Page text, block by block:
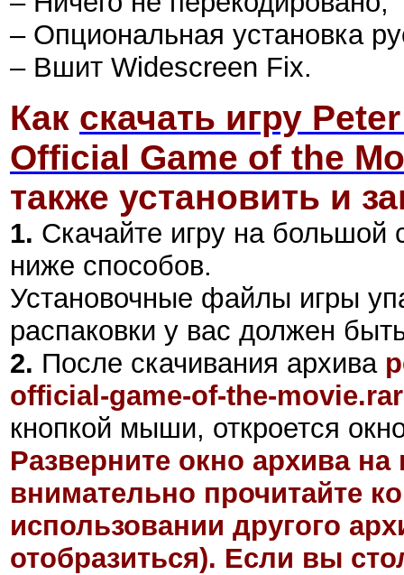
– Опциональная установка
–Вшит Widescreen Fix.
Как скачать игру
Official Game of the
также установить и
1. Скачайте игру на большой
ниже способов.
Установочные файлы игры
распаковки у вас должен
2. После скачивания архива
official-game-of-the-movie.rar
кнопкой мыши, откроется
Разверните окно архива на
внимательно прочитайте
использовании другого
отобразиться). Если вы